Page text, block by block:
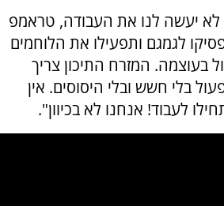
יעשה לנו את העבודה, טראמפ
לגמגם ותפעילו את הלוחמים
בעוצמה. המזרח התיכון צריך
בלי חשש ובלי היסוסים. אין
לעבוד! אנחנו לא בכיוון".